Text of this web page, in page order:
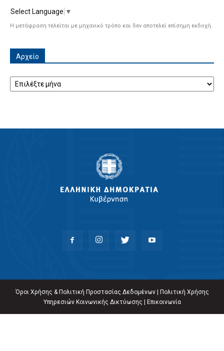
Select Language ▼
Η μετάφραση τελείται με μηχανικό τρόπο και δεν αποτελεί επίσημη εκδοχή.
Αρχείο
Όροι Χρήσης & Πολιτική Προστασίας Δεδομένων|
Πολιτική Χρήσης
Υπηρεσιών Κοινωνικής Δικτύωσης
Επικοινωνία